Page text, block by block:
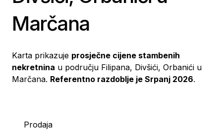
Marčana
Karta prikazuje prosječne cijene stambenih
nekretnina u području Filipana, Divšići, Orbanići u
Marčana. Referentno razdoblje je Srpanj 2026.
Prodaja